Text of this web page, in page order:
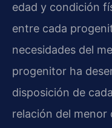
edad y condición
entre cada
necesidades del
progenitor ha
disposición de
relación del